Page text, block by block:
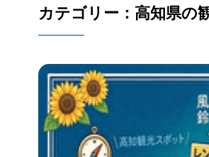
カテゴリー：高知県の